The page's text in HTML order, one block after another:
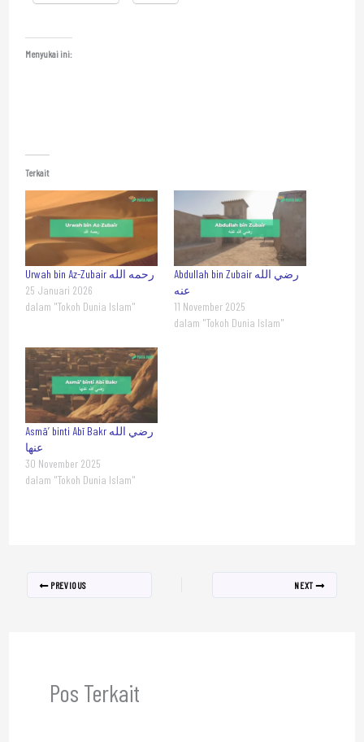
Menyukai ini:
Terkait
Urwah bin Az-Zubair رحمه الله
25 Januari 2026
dalam "Tokoh Dunia Islam"
Abdullah bin Zubair رضي الله
عنه
11 November 2025
dalam "Tokoh Dunia Islam"
Asmā’ binti Abī Bakr رضي الله
عنها
30 November 2025
dalam "Tokoh Dunia Islam"
PREVIOUS NEXT
Pos Terkait